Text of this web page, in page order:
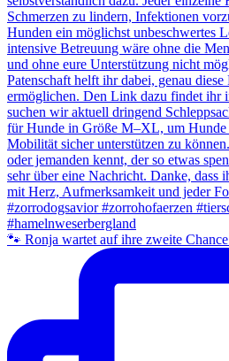
🐾 Ronja wartet auf ihre zweite